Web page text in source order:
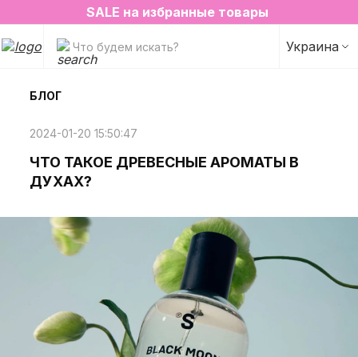
2=3 на любимые ароматы для дома✨
SALE на избранные товары
Что будем искать? Украина
БЛОГ
2024-01-20 15:50:47
ЧТО ТАКОЕ ДРЕВЕСНЫЕ АРОМАТЫ В
ДУХАХ?